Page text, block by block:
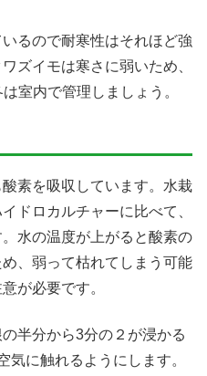
るので耐寒性はそれほど強
ズイモは寒さに弱いため、
室内で管理しましょう。
素を吸収しています。水栽
ドロカルチャーに比べて、
水の温度が上がると酸素の
、弱って枯れてしまう可能
が必要です。
半分から3分の２が浸かる
気に触れるようにします。